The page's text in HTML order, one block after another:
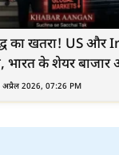
का खतरा! US और
भारत के शेयर
अप्रैल 2026, 07:26 PM